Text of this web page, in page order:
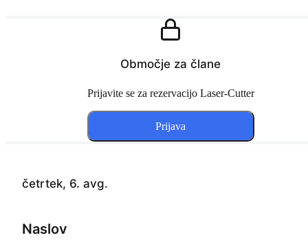
četrtek, 6. avg.
Naslov
Območje za člane
Prijavite se za rezervacijo Laser-Cutter
Prijava